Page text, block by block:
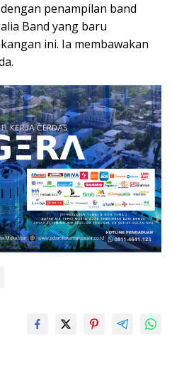
penampilan band
Band yang baru
ini. Ia membawakan